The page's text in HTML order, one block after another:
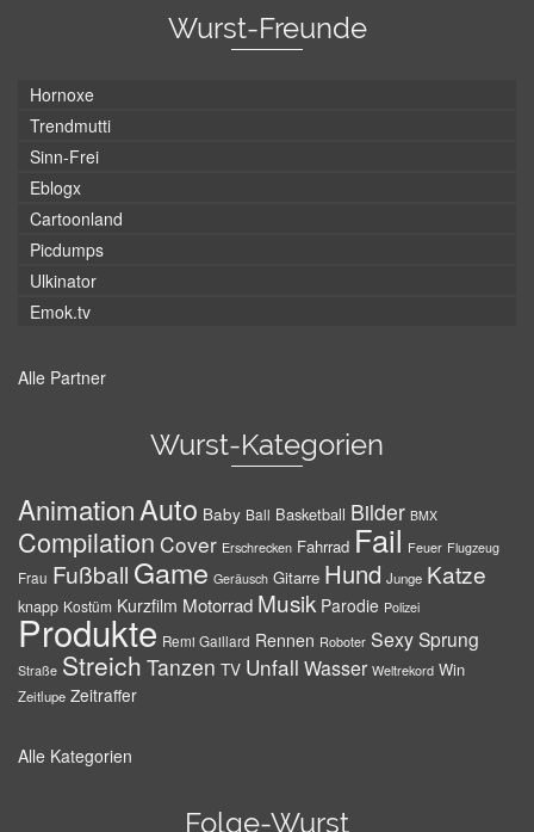
Wurst-Freunde
Hornoxe
Trendmutti
Sinn-Frei
Eblogx
Cartoonland
Picdumps
Ulkinator
Emok.tv
Alle Partner
Wurst-Kategorien
AnimationAuto Baby Ball Basketball Bilder BMX
Compilation Cover Erschrecken Fahrrad Fail Feuer Flugzeug
Frau Fußball Game Geräusch Gitarre Hund Junge Katze
knapp Kostüm Kurzfilm Motorrad Musik Parodie Polizei
Produkte Remi Gaillard Rennen Roboter SexySprung
Straße Streich Tanzen TV Unfall Wasser Weltrekord Win
Zeitlupe Zeitraffer
Alle Kategorien
Folge-Wurst